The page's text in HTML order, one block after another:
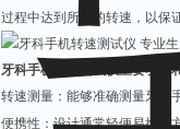
过程中达到所需的转速，以保
牙科手机转速测试仪主要功能
转速测量：能够准确测量牙科
便携性：设计通常轻便易携，